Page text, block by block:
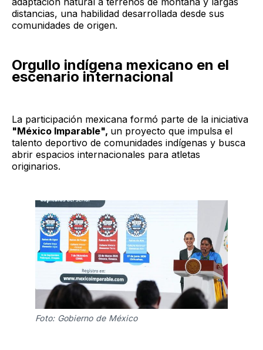
distancias, una habilidad desarrollada desde sus
comunidades de origen.
Orgullo indígena mexicano en el
escenario internacional
La participación mexicana formó parte de la iniciativa
"México Imparable", un proyecto que impulsa el
talento deportivo de comunidades indígenas y busca
abrir espacios internacionales para atletas
originarios.
Foto: Gobierno de México